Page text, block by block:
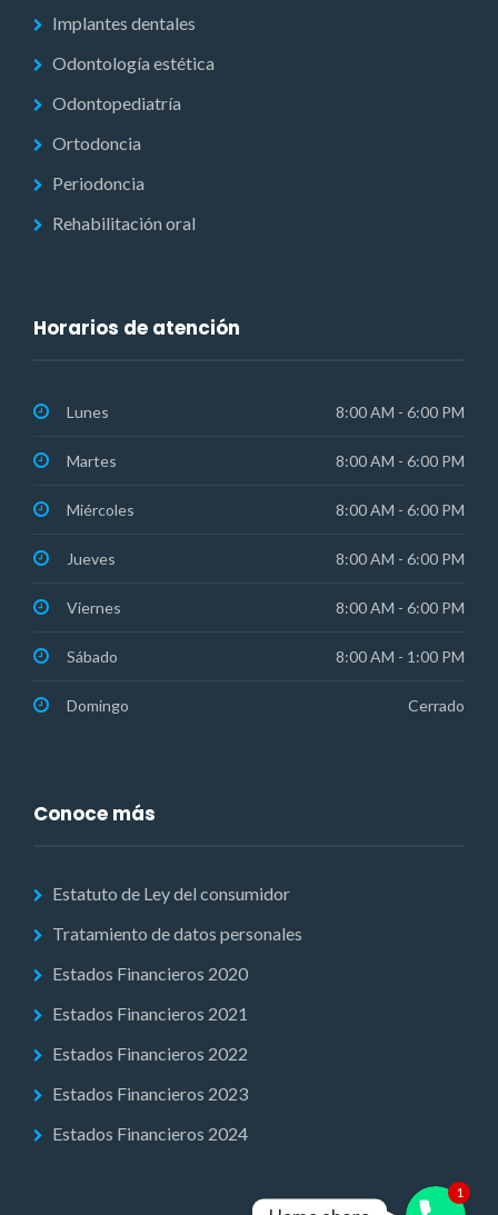
Implantes dentales
Odontología estética
Odontopediatría
Ortodoncia
Periodoncia
Rehabilitación oral
Horarios de atención
Lunes 8:00 AM - 6:00 PM
Martes 8:00 AM - 6:00 PM
Miércoles 8:00 AM - 6:00 PM
Jueves 8:00 AM - 6:00 PM
Viernes 8:00 AM - 6:00 PM
Sábado 8:00 AM - 1:00 PM
Domingo Cerrado
Conoce más
Estatuto de Ley del consumidor
Tratamiento de datos personales
Estados Financieros 2020
Estados Financieros 2021
Estados Financieros 2022
Estados Financieros 2023
Estados Financieros 2024
Phone 1